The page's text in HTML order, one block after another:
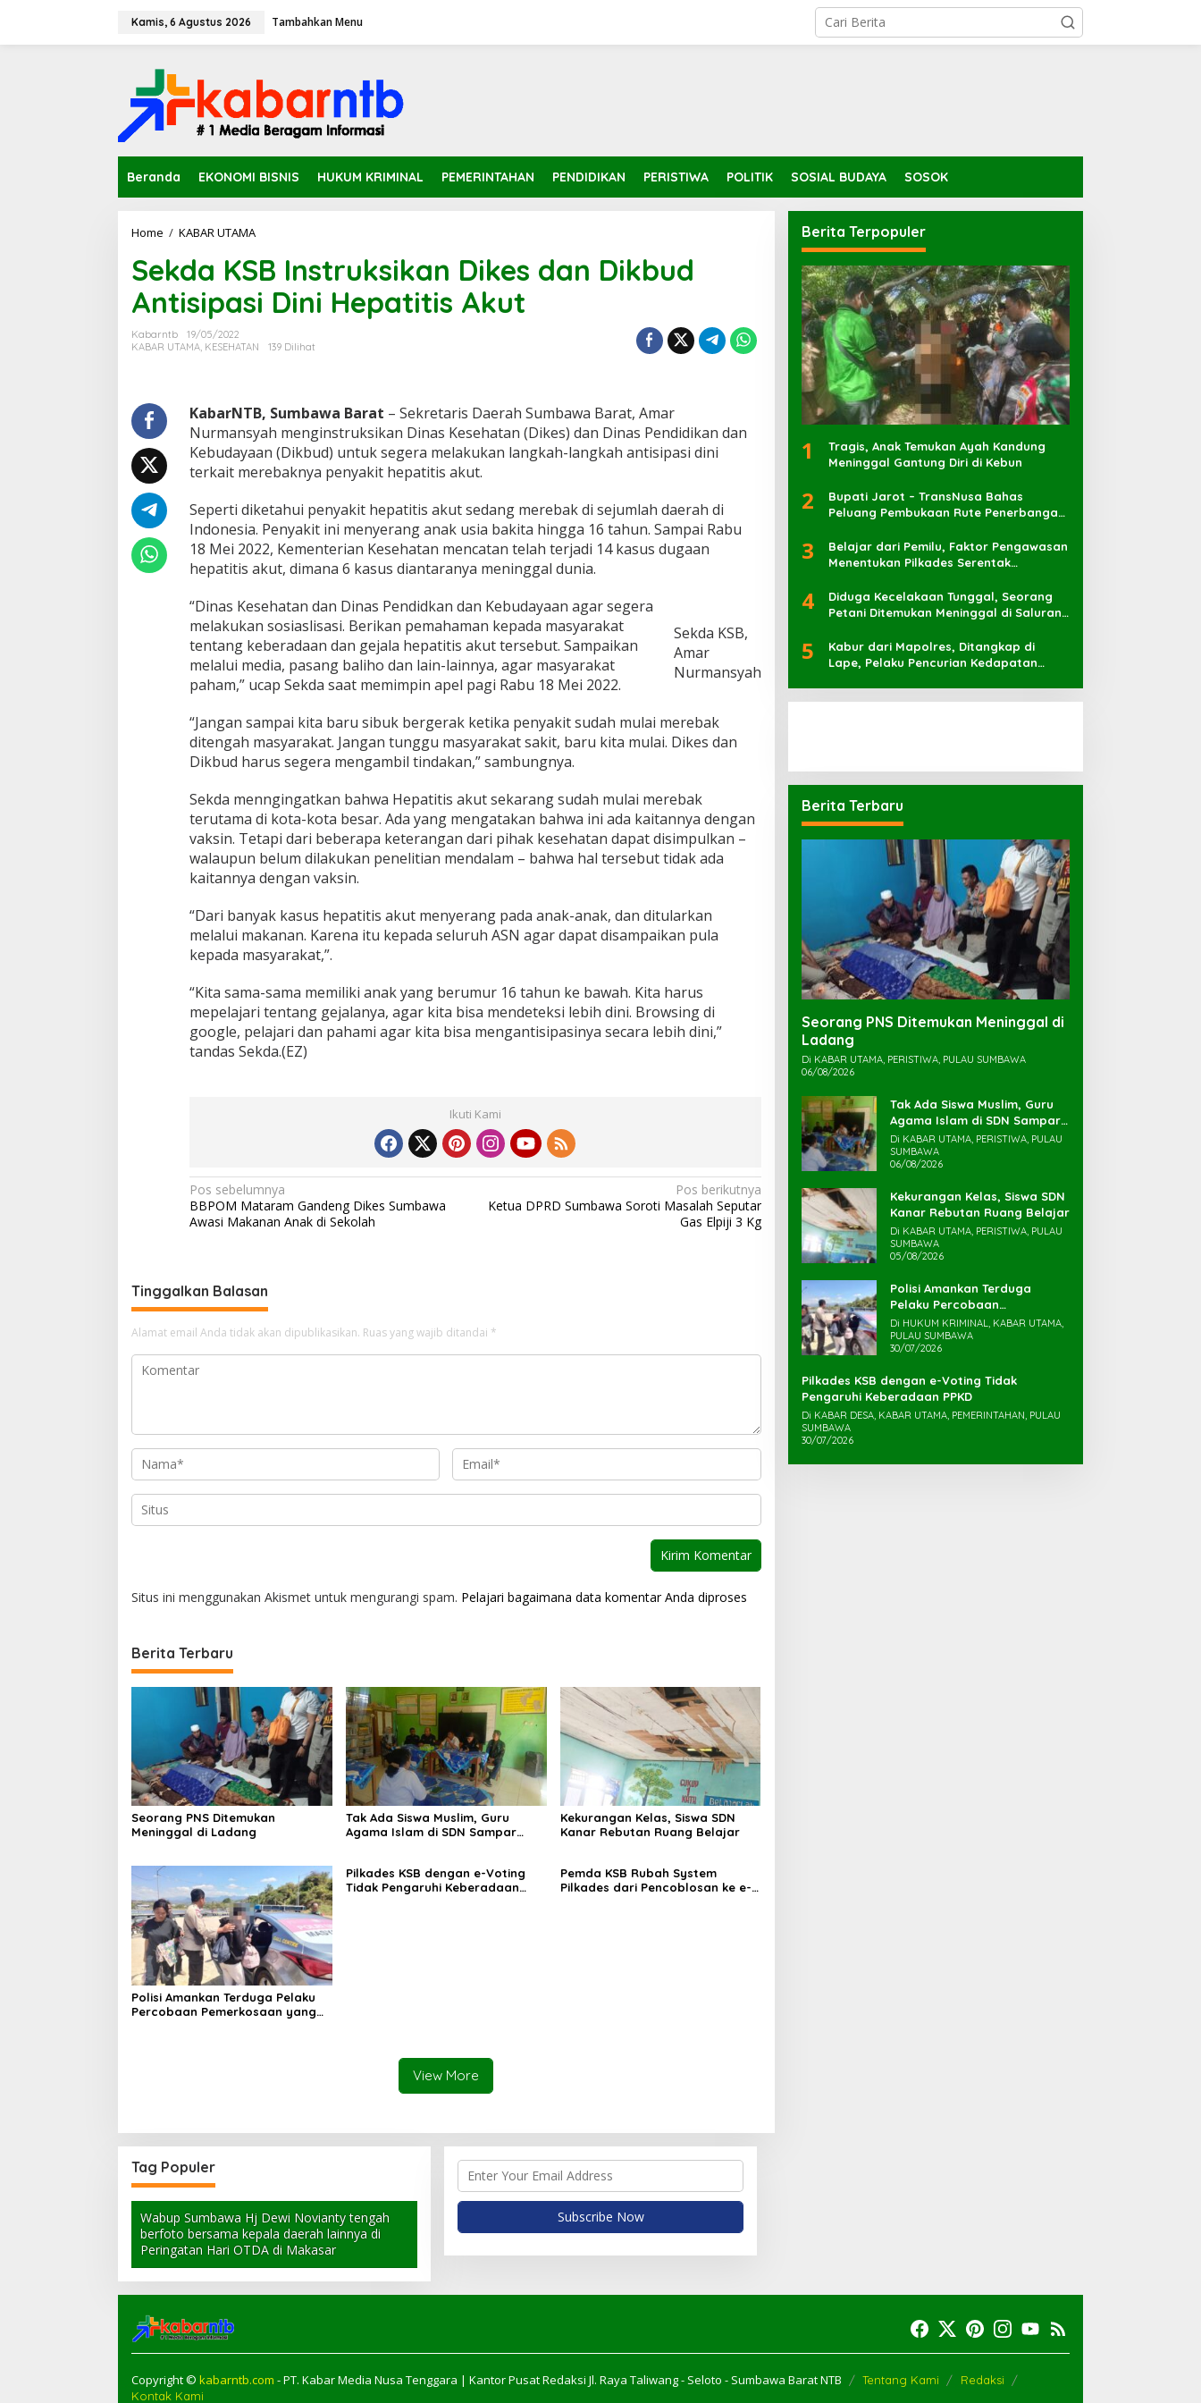
Kamis, 6 Agustus 2026 Tambahkan Menu
Beranda EKONOMI BISNIS HUKUM KRIMINAL PEMERINTAHAN PENDIDIKAN PERISTIWA POLITIK SOSIAL BUDAYA SOSOK
Home / KABAR UTAMA
k
d
a
K
B
t
u
k
s
k
n
D
i
e
d
a
n
D
b
u
d
n
i
s
p
i
D
i
i
H
e
p
a
u
t
Sekda KSB Instruksikan Dikes dan Dikbud
Antisipasi Dini Hepatitis Akut
Kabarntb
19/05/2022
KABAR UTAMA, KESEHATAN 139 Dilihat
KabarNTB, Sumbawa Barat – Sekretaris Daerah Sumbawa Barat, Amar
Nurmansyah menginstruksikan Dinas Kesehatan (Dikes) dan Dinas Pendidikan dan
Kebudayaan (Dikbud) untuk segera melakukan langkah-langkah antisipasi dini
terkait merebaknya penyakit hepatitis akut.
Seperti diketahui penyakit hepatitis akut sedang merebak di sejumlah daerah di
Indonesia. Penyakit ini menyerang anak usia bakita hingga 16 tahun. Sampai Rabu
18 Mei 2022, Kementerian Kesehatan mencatan telah terjadi 14 kasus dugaan
hepatitis akut, dimana 6 kasus diantaranya meninggal dunia.
Sekda KSB,
Amar
Nurmansyah
“Dinas Kesehatan dan Dinas Pendidkan dan Kebudayaan agar segera
melakukan sosiaslisasi. Berikan pemahaman kepada masyarakat
tentang keberadaan dan gejala hepatitis akut tersebut. Sampaikan
melalui media, pasang baliho dan lain-lainnya, agar masyarakat
paham,” ucap Sekda saat memimpin apel pagi Rabu 18 Mei 2022.
“Jangan sampai kita baru sibuk bergerak ketika penyakit sudah mulai merebak
ditengah masyarakat. Jangan tunggu masyarakat sakit, baru kita mulai. Dikes dan
Dikbud harus segera mengambil tindakan,” sambungnya.
Sekda menngingatkan bahwa Hepatitis akut sekarang sudah mulai merebak
terutama di kota-kota besar. Ada yang mengatakan bahwa ini ada kaitannya dengan
vaksin. Tetapi dari beberapa keterangan dari pihak kesehatan dapat disimpulkan –
walaupun belum dilakukan penelitian mendalam – bahwa hal tersebut tidak ada
kaitannya dengan vaksin.
“Dari banyak kasus hepatitis akut menyerang pada anak-anak, dan ditularkan
melalui makanan. Karena itu kepada seluruh ASN agar dapat disampaikan pula
kepada masyarakat,”.
“Kita sama-sama memiliki anak yang berumur 16 tahun ke bawah. Kita harus
mepelajari tentang gejalanya, agar kita bisa mendeteksi lebih dini. Browsing di
google, pelajari dan pahami agar kita bisa mengantisipasinya secara lebih dini,”
tandas Sekda.(EZ)
Ikuti Kami
N
a
g
a
s
i
s
Pos sebelumnya
BBPOM Mataram Gandeng Dikes Sumbawa
Awasi Makanan Anak di Sekolah
Pos berikutnya
Ketua DPRD Sumbawa Soroti Masalah Seputar
Gas Elpiji 3 Kg
Tinggalkan Balasan
Alamat email Anda tidak akan dipublikasikan. Ruas yang wajib ditandai *
Situs ini menggunakan Akismet untuk mengurangi spam. Pelajari bagaimana data komentar Anda diproses
Berita Terbaru
Seorang PNS Ditemukan
Meninggal di Ladang
Tak Ada Siswa Muslim, Guru
Agama Islam di SDN Sampar
Kekurangan Kelas, Siswa SDN
Kanar Rebutan Ruang Belajar
Polisi Amankan Terduga Pelaku
Percobaan Pemerkosaan yang
Pilkades KSB dengan e-Voting
Tidak Pengaruhi Keberadaan
Pemda KSB Rubah System
Pilkades dari Pencoblosan ke e-
View More
Berita Terpopuler
1
Tragis, Anak Temukan Ayah Kandung
Meninggal Gantung Diri di Kebun
2
Bupati Jarot – TransNusa Bahas
Peluang Pembukaan Rute Penerbangan
Kaharuddin
3
Belajar dari Pemilu, Faktor Pengawasan
Menentukan Pilkades Serentak
4
Diduga Kecelakaan Tunggal, Seorang
Petani Ditemukan Meninggal di Saluran
5
Kabur dari Mapolres, Ditangkap di
Lape, Pelaku Pencurian Kedapatan
Berita Terbaru
Seorang PNS Ditemukan Meninggal di
Ladang
Di KABAR UTAMA, PERISTIWA, PULAU SUMBAWA
06/08/2026
Tak Ada Siswa Muslim, Guru
Agama Islam di SDN Sampar
Maras Terkatung-katung ‎
Di KABAR UTAMA, PERISTIWA, PULAU
SUMBAWA
06/08/2026
Kekurangan Kelas, Siswa SDN
Kanar Rebutan Ruang Belajar
Di KABAR UTAMA, PERISTIWA, PULAU
SUMBAWA
05/08/2026
Polisi Amankan Terduga
Pelaku Percobaan
Pemerkosaan yang Ancam
Korban dengan Parang
Di HUKUM KRIMINAL, KABAR UTAMA,
PULAU SUMBAWA
30/07/2026
Pilkades KSB dengan e-Voting Tidak
Pengaruhi Keberadaan PPKD
Di KABAR DESA, KABAR UTAMA, PEMERINTAHAN, PULAU
SUMBAWA
30/07/2026
Tag Populer
Wabup Sumbawa Hj Dewi Novianty tengah
berfoto bersama kepala daerah lainnya di
Peringatan Hari OTDA di Makasar
Copyright © kabarntb.com - PT. Kabar Media Nusa Tenggara | Kantor Pusat Redaksi Jl. Raya Taliwang - Seloto - Sumbawa Barat NTB Tentang Kami
Redaksi
Kontak Kami